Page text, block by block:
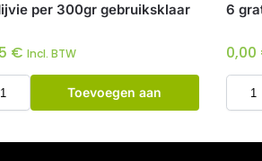
per 300gr gebruiksklaar
€ Incl. BTW
Toevoegen aan
6
0,00